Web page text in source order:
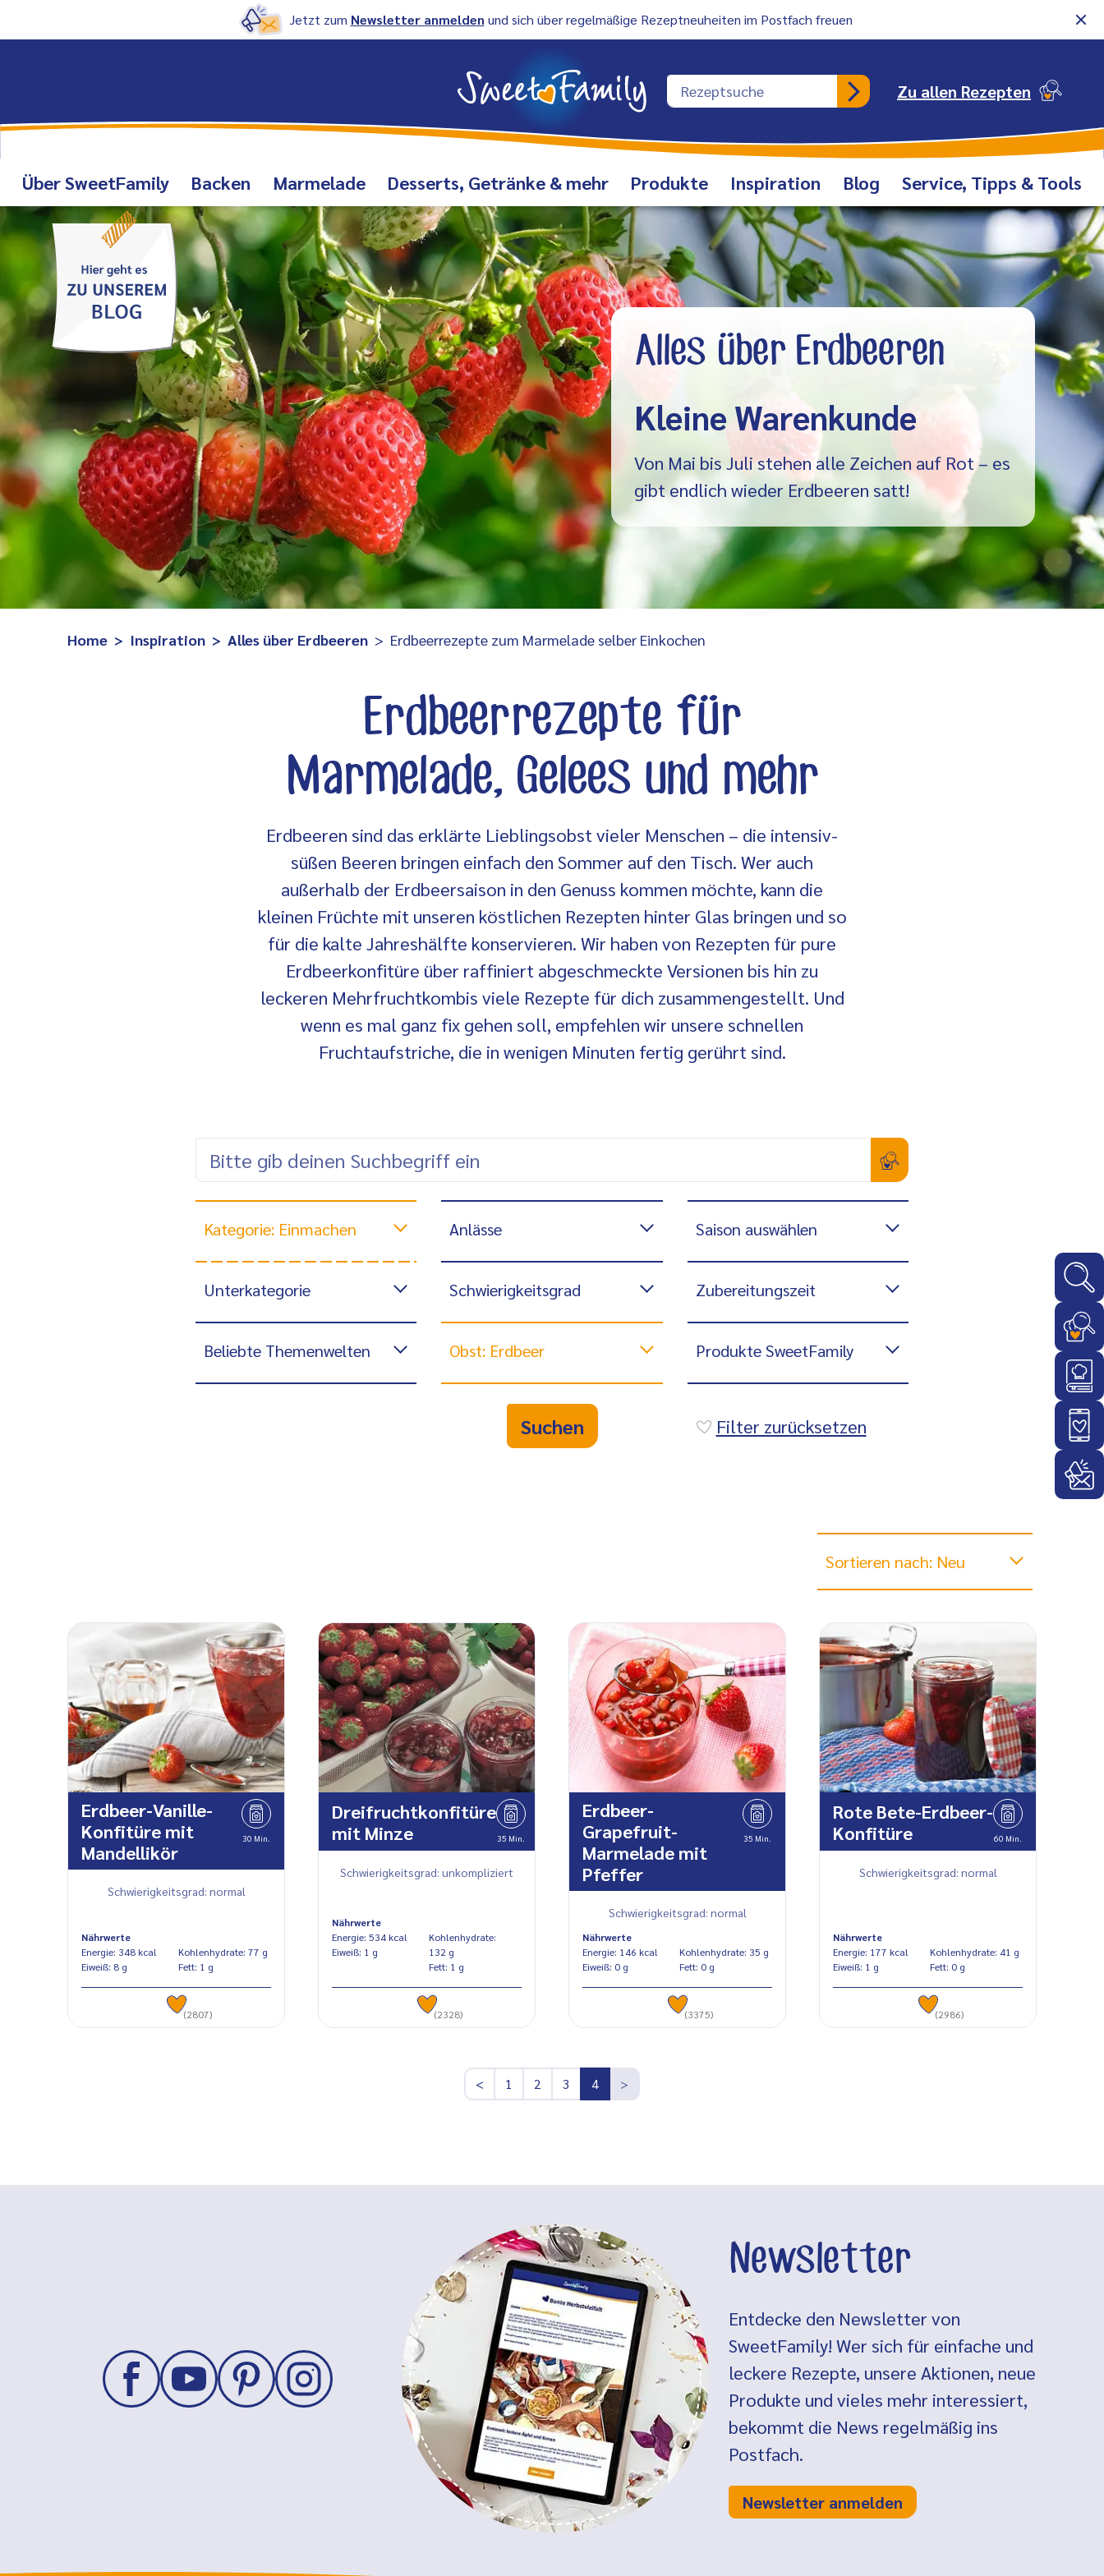
Jetzt zum Newsletter anmelden und sich über regelmäßige Rezeptneuheiten im Postfach freuen
Rezeptsuche Zu allen Rezepten
Über SweetFamily Backen Marmelade Desserts, Getränke & mehr Produkte Inspiration Blog Service, Tipps & Tools
Alles über Erdbeeren
Kleine Warenkunde
Von Mai bis Juli stehen alle Zeichen auf Rot – es
gibt endlich wieder Erdbeeren satt!
Home Inspiration Alles über Erdbeeren Erdbeerrezepte zum Marmelade selber Einkochen
Erdbeerrezepte für
Marmelade, Gelees und mehr
Erdbeeren sind das erklärte Lieblingsobst vieler Menschen – die intensiv-
süßen Beeren bringen einfach den Sommer auf den Tisch. Wer auch
außerhalb der Erdbeersaison in den Genuss kommen möchte, kann die
kleinen Früchte mit unseren köstlichen Rezepten hinter Glas bringen und so
für die kalte Jahreshälfte konservieren. Wir haben von Rezepten für pure
Erdbeerkonfitüre über raffiniert abgeschmeckte Versionen bis hin zu
leckeren Mehrfruchtkombis viele Rezepte für dich zusammengestellt. Und
wenn es mal ganz fix gehen soll, empfehlen wir unsere schnellen
Fruchtaufstriche, die in wenigen Minuten fertig gerührt sind.
Kategorie: Einmachen Anlässe Saison auswählen
Unterkategorie Schwierigkeitsgrad Zubereitungszeit
Beliebte Themenwelten Obst: Erdbeer Produkte SweetFamily
Suchen Filter zurücksetzen
Sortieren nach: Neu
Erdbeer-Vanille-
Konfitüre mit
Mandellikör
30 Min.
Schwierigkeitsgrad: normal
Nährwerte
Energie: 348 kcal
Eiweiß: 8 g
Kohlenhydrate: 77 g
Fett: 1 g
(2807)
Dreifruchtkonfitüre
mit Minze
35 Min.
Schwierigkeitsgrad: unkompliziert
Nährwerte
Energie: 534 kcal
Eiweiß: 1 g
Kohlenhydrate:
132 g
Fett: 1 g
(2328)
Erdbeer-
Grapefruit-
Marmelade mit
Pfeffer
35 Min.
Schwierigkeitsgrad: normal
Nährwerte
Energie: 146 kcal
Eiweiß: 0 g
Kohlenhydrate: 35 g
Fett: 0 g
(3375)
Rote Bete-Erdbeer-
Konfitüre
60 Min.
Schwierigkeitsgrad: normal
Nährwerte
Energie: 177 kcal
Eiweiß: 1 g
Kohlenhydrate: 41 g
Fett: 0 g
(2986)
< 1 2 3 4 >
Newsletter
Entdecke den Newsletter von
SweetFamily! Wer sich für einfache und
leckere Rezepte, unsere Aktionen, neue
Produkte und vieles mehr interessiert,
bekommt die News regelmäßig ins
Postfach.
Newsletter anmelden